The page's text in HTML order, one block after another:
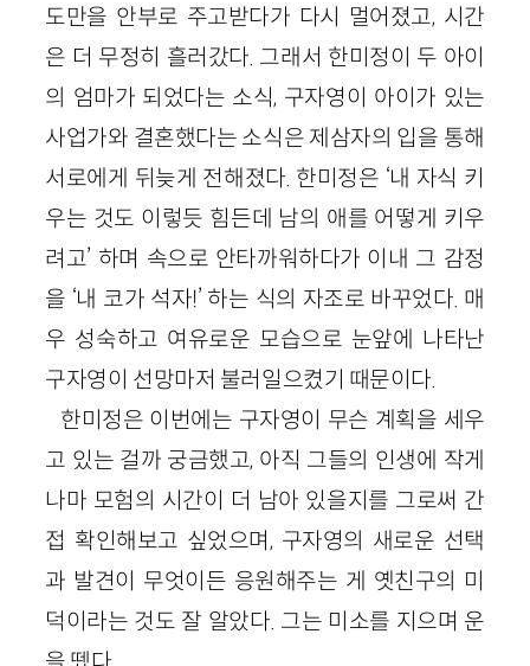
도만을 안부로 주고받다가 다시 멀어졌고, 시간
은 더 무정히 흘러갔다. 그래서 한미정이 두 아이
의 엄마가 되었다는 소식, 구자영이 아이가 있는
사업가와 결혼했다는 소식은 제삼자의 입을 통해
서로에게 뒤늦게 전해졌다. 한미정은 ‘내 자식 키
우는 것도 이렇듯 힘든데 남의 애를 어떻게 키우
려고’ 하며 속으로 안타까워하다가 이내 그 감정
을 ‘내 코가 석자!’ 하는 식의 자조로 바꾸었다. 매
우 성숙하고 여유로운 모습으로 눈앞에 나타난
구자영이 선망마저 불러일으켰기 때문이다.
한미정은 이번에는 구자영이 무슨 계획을 세우
고 있는 걸까 궁금했고, 아직 그들의 인생에 작게
나마 모험의 시간이 더 남아 있을지를 그로써 간
접 확인해보고 싶었으며, 구자영의 새로운 선택
과 발견이 무엇이든 응원해주는 게 옛친구의 미
덕이라는 것도 잘 알았다. 그는 미소를 지으며 운